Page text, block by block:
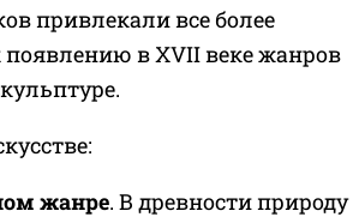
привлекали все более
в XVII веке жанров
жанре. В древности природу